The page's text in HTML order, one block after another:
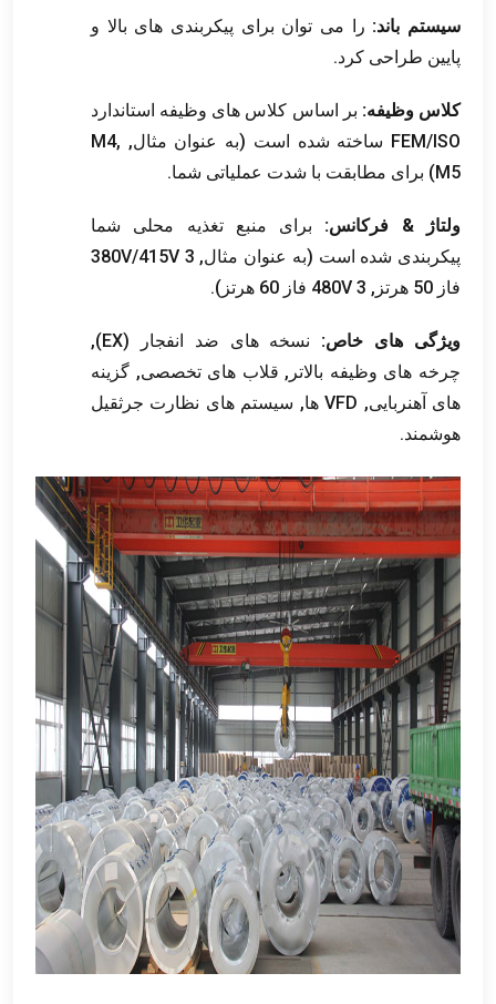
سیستم باند: را می توان برای پیکربندی های بالا و
پایین طراحی کرد.
کلاس وظیفه: بر اساس کلاس های وظیفه استاندارد
FEM/ISO ساخته شده است (به عنوان مثال, M4,
M5) برای مطابقت با شدت عملیاتی شما.
ولتاژ & فرکانس: برای منبع تغذیه محلی شما
پیکربندی شده است (به عنوان مثال, 380V/415V 3
فاز 50 هرتز, 480V 3 فاز 60 هرتز).
ویژگی های خاص:
نسخه های ضد انفجار (EX),
چرخه های وظیفه بالاتر, قلاب های تخصصی, گزینه
های آهنربایی, VFD ها, سیستم های نظارت جرثقیل
هوشمند.